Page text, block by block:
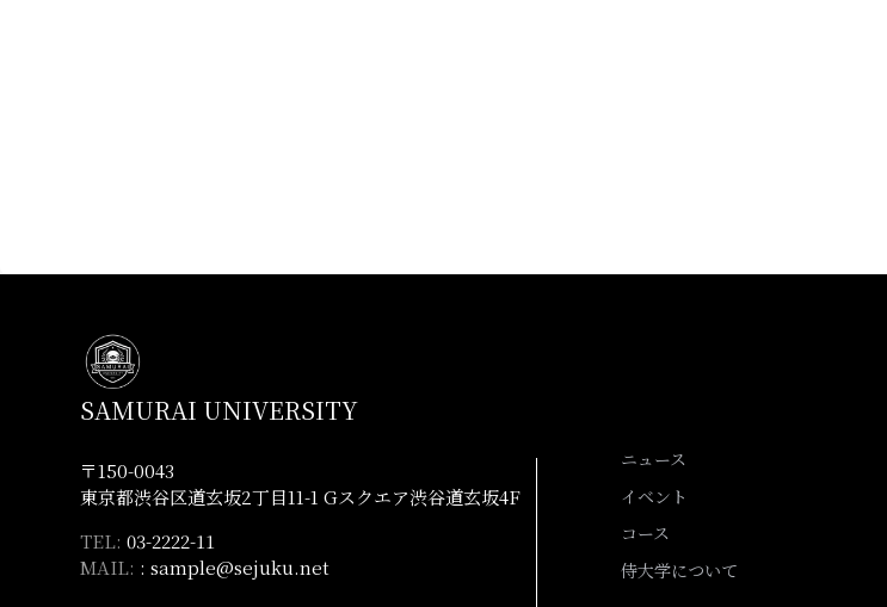
SAMURAI UNIVERSITY
〒150-0043
東京都渋谷区道玄坂2丁目11-1 Gスクエア渋谷道玄坂4F
TEL:03-2222-11
MAIL: : sample@sejuku.net
ニュース
イベント
コース
侍大学について